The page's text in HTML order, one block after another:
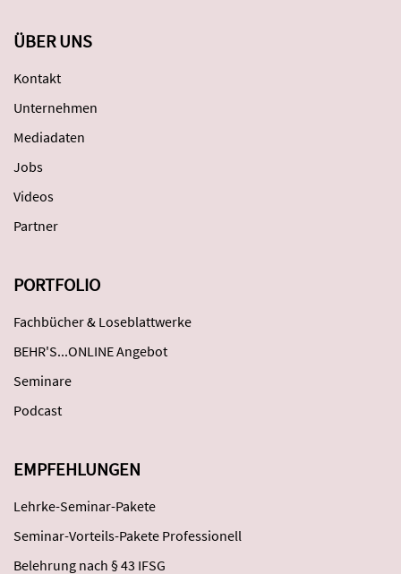
ÜBER UNS
Kontakt
Unternehmen
Mediadaten
Jobs
Videos
Partner
PORTFOLIO
Fachbücher & Loseblattwerke
BEHR'S...ONLINE Angebot
Seminare
Podcast
EMPFEHLUNGEN
Lehrke-Seminar-Pakete
Seminar-Vorteils-Pakete Professionell
Belehrung nach § 43 IFSG